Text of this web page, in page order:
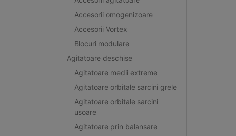
Accesorii omogenizoare
Accesorii Vortex
Blocuri modulare
Agitatoare deschise
Agitatoare medii extreme
Agitatoare orbitale sarcini grele
Agitatoare orbitale sarcini
usoare
Agitatoare prin balansare